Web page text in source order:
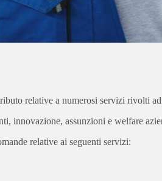
relative a numerosi servizi rivolti
innovazione, assunzioni e welfare
relative ai seguenti servizi: